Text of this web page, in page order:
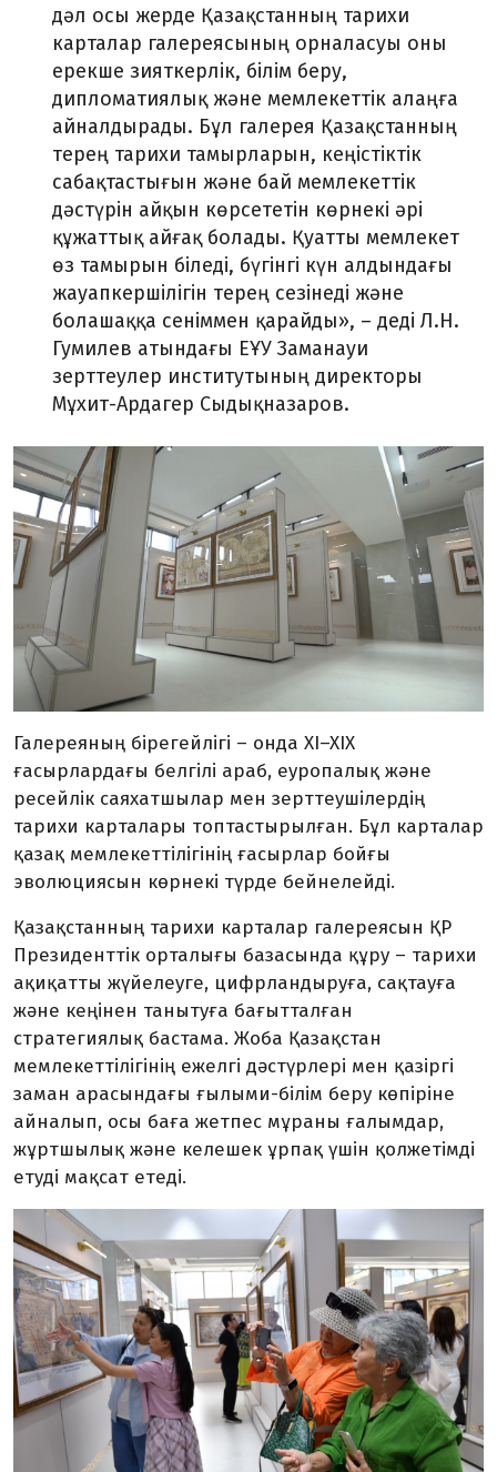
дәл осы жерде Қазақстанның тарихи
карталар галереясының орналасуы оны
ерекше зияткерлік, білім беру,
дипломатиялық және мемлекеттік алаңға
айналдырады. Бұл галерея Қазақстанның
терең тарихи тамырларын, кеңістіктік
сабақтастығын және бай мемлекеттік
дәстүрін айқын көрсететін көрнекі әрі
құжаттық айғақ болады. Қуатты мемлекет
өз тамырын біледі, бүгінгі күн алдындағы
жауапкершілігін терең сезінеді және
болашаққа сеніммен қарайды», – деді Л.Н.
Гумилев атындағы ЕҰУ Заманауи
зерттеулер институтының директоры
Мұхит-Ардагер Сыдықназаров.
Галереяның бірегейлігі – онда XI–XIX
ғасырлардағы белгілі араб, еуропалық және
ресейлік саяхатшылар мен зерттеушілердің
тарихи карталары топтастырылған. Бұл карталар
қазақ мемлекеттілігінің ғасырлар бойғы
эволюциясын көрнекі түрде бейнелейді.
Қазақстанның тарихи карталар галереясын ҚР
Президенттік орталығы базасында құру – тарихи
ақиқатты жүйелеуге, цифрландыруға, сақтауға
және кеңінен танытуға бағытталған
стратегиялық бастама. Жоба Қазақстан
мемлекеттілігінің ежелгі дәстүрлері мен қазіргі
заман арасындағы ғылыми-білім беру көпіріне
айналып, осы баға жетпес мұраны ғалымдар,
жұртшылық және келешек ұрпақ үшін қолжетімді
етуді мақсат етеді.